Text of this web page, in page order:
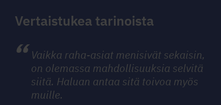
Vertaistukea tarinoista
Vaikka raha-asiat menisivät sekaisin,
on olemassa mahdollisuuksia selvitä
siitä. Haluan antaa sitä toivoa myös
muille.